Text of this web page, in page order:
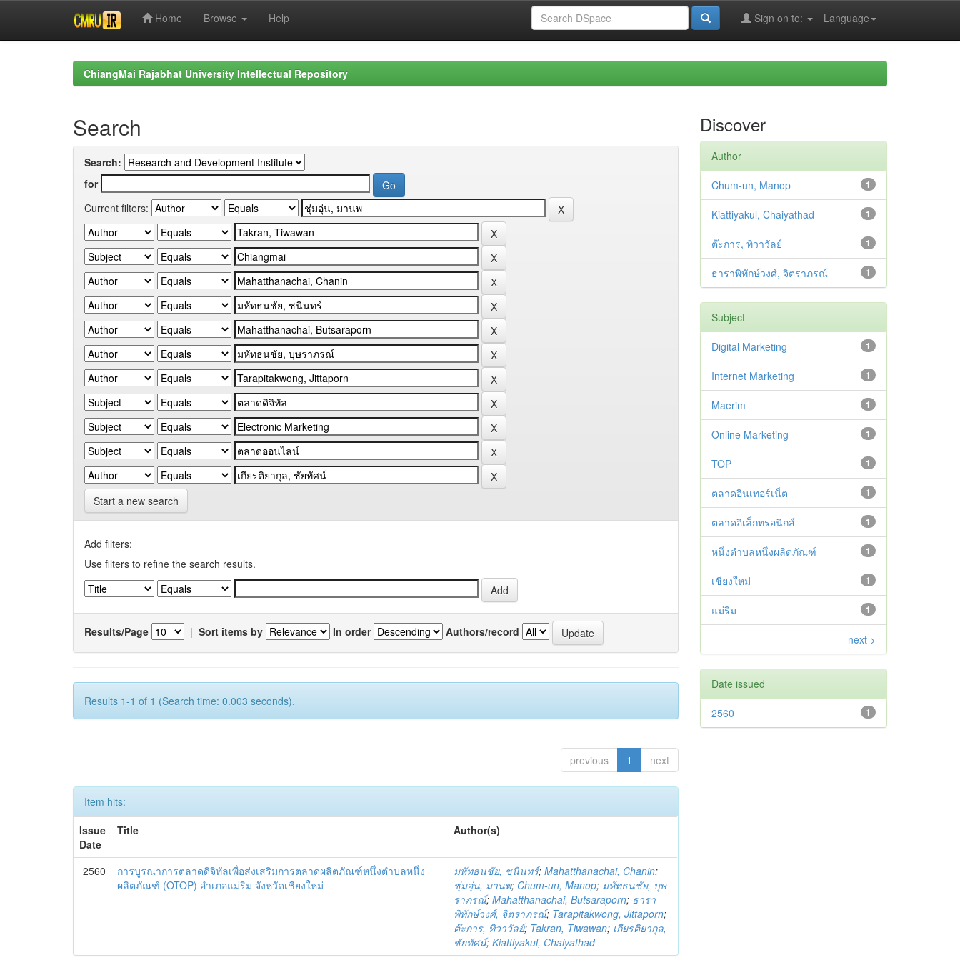
Home Browse Help Language
Sign on to:
ChiangMai Rajabhat University Intellectual Repository
Search
Search:
for
Current filters:
Start a new search
Add filters:
Use filters to refine the search results.
Results/Page | Sort items by In order Authors/record
Results 1-1 of 1 (Search time: 0.003 seconds).
previous 1 next
Item hits:
Issue
Date
Title Author(s)
2560
การบูรณาการตลาดดิจิทัลเพื่อส่งเสริมการตลาดผลิตภัณฑ์หนึ่งตำบลหนึ่ง
ผลิตภัณฑ์ (OTOP) อำเภอแม่ริม จังหวัดเชียงใหม่
มหัทธนชัย, ชนินทร์;Mahatthanachai, Chanin;
ชุ่มอุ่น, มานพ; Chum-un, Manop; มหัทธนชัย, บุษ
ราภรณ์;Mahatthanachai, Butsaraporn; ธารา
พิทักษ์วงศ์, จิตราภรณ์; Tarapitakwong, Jittaporn;
ต๊ะการ, ทิวาวัลย์; Takran, Tiwawan; เกียรติยากุล,
ชัยทัศน์;Kiattiyakul, Chaiyathad
Discover
Author
1
Chum-un, Manop
1
Kiattiyakul, Chaiyathad
1
ต๊ะการ, ทิวาวัลย์
1
ธาราพิทักษ์วงศ์, จิตราภรณ์
Subject
1
Digital Marketing
1
Internet Marketing
1
Maerim
1
Online Marketing
1
TOP
1
ตลาดอินเทอร์เน็ต
1
ตลาดอิเล็กทรอนิกส์
1
หนึ่งตำบลหนึ่งผลิตภัณฑ์
1
เชียงใหม่
1
แม่ริม
next >
Date issued
1
2560